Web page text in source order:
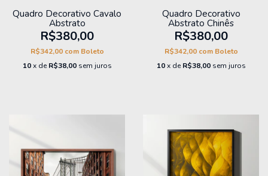
Quadro Decorativo Cavalo
Abstrato
R$380,00
R$342,00 com Boleto
10 x de R$38,00 sem juros
Quadro Decorativo
Abstrato Chinês
R$380,00
R$342,00 com Boleto
10 x de R$38,00 sem juros